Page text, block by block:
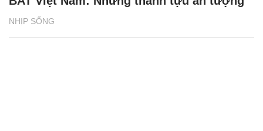
NHỊP SỐNG